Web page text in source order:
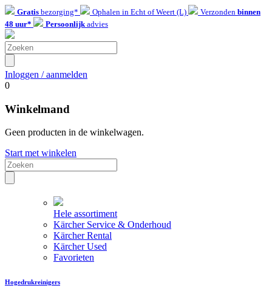
Gratis bezorging* Ophalen in Echt of Weert (L) Verzonden binnen
48 uur*
Persoonlijkadvies
Inloggen / aanmelden
0
Winkelmand
Geen producten in de winkelwagen.
Start met winkelen
Hele assortiment
Kärcher Service & Onderhoud
Kärcher Rental
Kärcher Used
Favorieten
Hogedrukreinigers